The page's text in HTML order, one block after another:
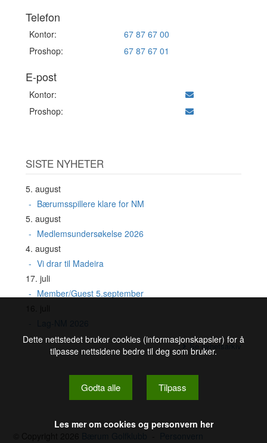
Telefon
Kontor:
67 87 67 00
Proshop:
67 87 67 01
E-post
Kontor:
Proshop:
SISTE NYHETER
5. august
Bærumsspillere klare for NM
5. august
Medlemsundersøkelse 2026
4. august
Vi drar til Madeira
17. juli
Member/Guest 5.september
Se nyhetsarkiv
Dette nettstedet bruker cookies (informasjonskapsler) for å
tilpasse nettsidene bedre til deg som bruker.
Godta alle Tilpass
Les mer om cookies og personvern her